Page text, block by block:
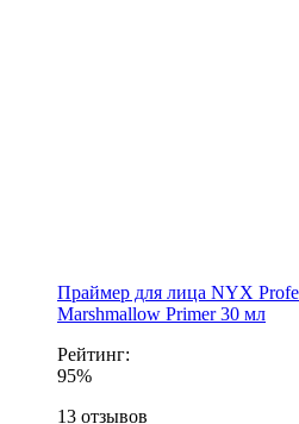
Праймер для лица NYX
Marshmallow Primer 30 мл
Рейтинг:
95%
13 отзывов